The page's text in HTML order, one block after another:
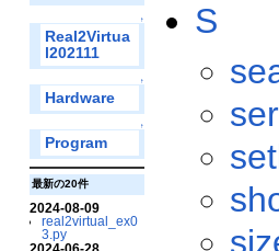
↑
Real2Virtua
l202111
↑
Hardware
↑
Program
最新の20件
2024-08-09
real2virtual_ex0
3.py
S